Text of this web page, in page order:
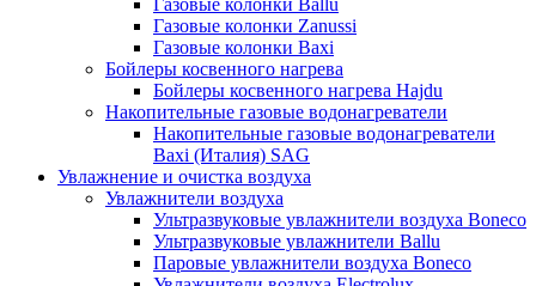
Газовые колонки Zanussi
Газовые колонки Baxi
Бойлеры косвенного нагрева
Бойлеры косвенного нагрева Hajdu
Накопительные газовые водонагреватели
Накопительные газовые водонагреватели
Baxi (Италия) SAG
Увлажнение и очистка воздуха
Увлажнители воздуха
Ультразвуковые увлажнители воздуха Boneco
Ультразвуковые увлажнители Ballu
Паровые увлажнители воздуха Boneco